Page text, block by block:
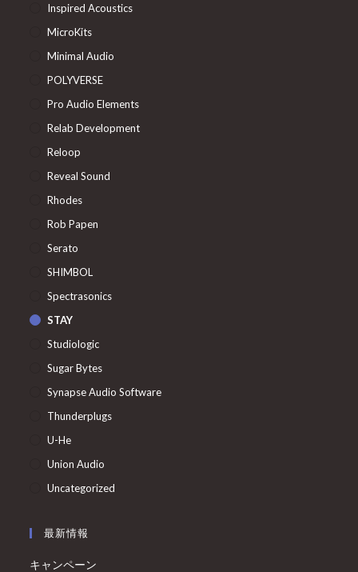
Inspired Acoustics
MicroKits
Minimal Audio
POLYVERSE
Pro Audio Elements
Relab Development
Reloop
Reveal Sound
Rhodes
Rob Papen
Serato
SHIMBOL
Spectrasonics
STAY
Studiologic
Sugar Bytes
Synapse Audio Software
Thunderplugs
U-He
Union Audio
Uncategorized
最新情報
キャンペーン